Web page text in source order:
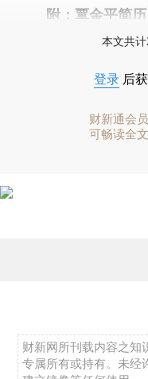
附：覃金平简历
本文共
登录 后
财新通会员
可畅读全文
财新网所刊载内容之知
专属所有或持有。未经